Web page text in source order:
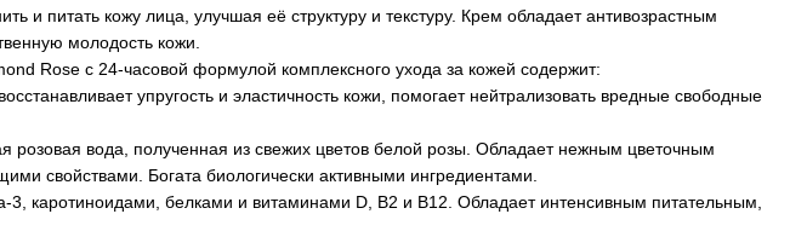
и питать кожу лица, улучшая её структуру и текстуру. Крем обладает антивозрастным
молодость кожи.
Rose с 24-часовой формулой комплексного ухода за кожей содержит:
упругость и эластичность кожи, помогает нейтрализовать вредные свободные
розовая вода, полученная из свежих цветов белой розы. Обладает нежным цветочным
свойствами. Богата биологически активными ингредиентами.
белками и витаминами D, B2 и B12. Обладает интенсивным питательным,